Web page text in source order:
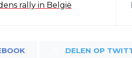
rally in België
DELEN OP